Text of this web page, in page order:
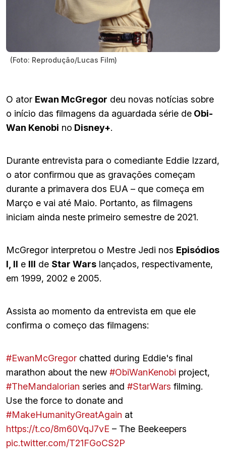
(Foto: Reprodução/Lucas Film)
O ator Ewan McGregor deu novas notícias sobre
o início das filmagens da aguardada série de Obi-
Wan Kenobi no Disney+.
Durante entrevista para o comediante Eddie Izzard,
o ator confirmou que as gravações começam
durante a primavera dos EUA – que começa em
Março e vai até Maio. Portanto, as filmagens
iniciam ainda neste primeiro semestre de 2021.
McGregor interpretou o Mestre Jedi nos Episódios
I, II e III de Star Wars lançados, respectivamente,
em 1999, 2002 e 2005.
Assista ao momento da entrevista em que ele
confirma o começo das filmagens:
#EwanMcGregor chatted during Eddie's final
marathon about the new #ObiWanKenobi project,
#TheMandalorian series and #StarWars filming.
Use the force to donate and
#MakeHumanityGreatAgain at
https://t.co/8m60VqJ7vE – The Beekeepers
pic.twitter.com/T21FGoCS2P